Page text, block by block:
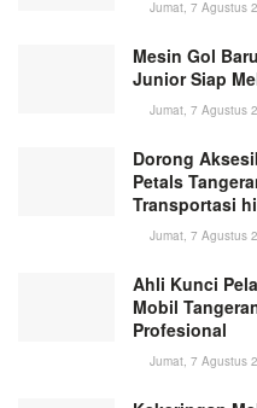
Jumat, 7 Agustus
Mesin Gol
Junior Siap
Jumat, 7 Agustus
Dorong
Petals
Transportasi
Jumat, 7 Agustus
Ahli Kunci
Mobil
Profesional
Jumat, 7 Agustus